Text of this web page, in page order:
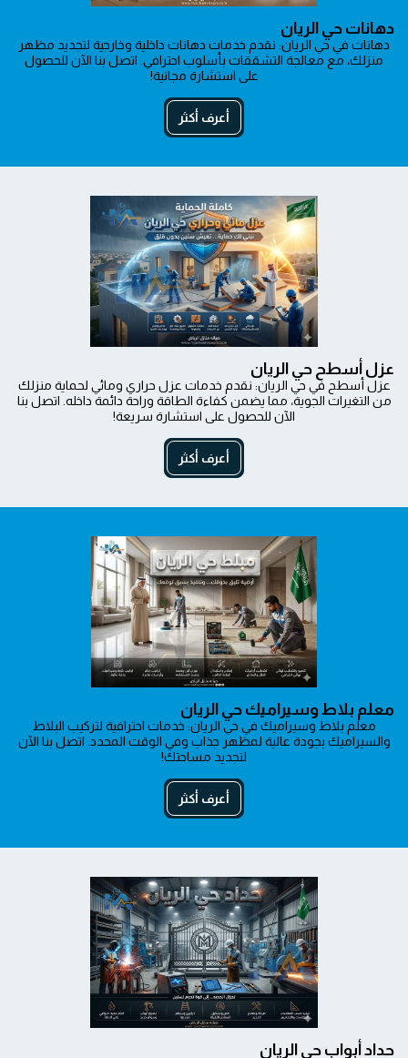
دهانات حي الريان
دهانات في حي الريان: نقدم خدمات دهانات داخلية وخارجية لتجديد مظهر
منزلك، مع معالجة التشققات بأسلوب احترافي. اتصل بنا الآن للحصول
على استشارة مجانية!
أعرف أكثر
عزل أسطح حي الريان
عزل أسطح في حي الريان: نقدم خدمات عزل حراري ومائي لحماية منزلك
من التغيرات الجوية، مما يضمن كفاءة الطاقة وراحة دائمة داخله. اتصل بنا
الآن للحصول على استشارة سريعة!
أعرف أكثر
معلم بلاط وسيراميك حي الريان
معلم بلاط وسيراميك في حي الريان: خدمات احترافية لتركيب البلاط
والسيراميك بجودة عالية لمظهر جذاب وفي الوقت المحدد. اتصل بنا الآن
لتجديد مساحتك!
أعرف أكثر
حداد أبواب حي الريان